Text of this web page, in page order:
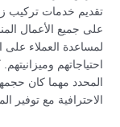
تقديم خدمات تركيب
على جميع الأعمال
لمساعدة العملاء على
احتياجاتهم
المحدد مهما كان
الاحترافية مع